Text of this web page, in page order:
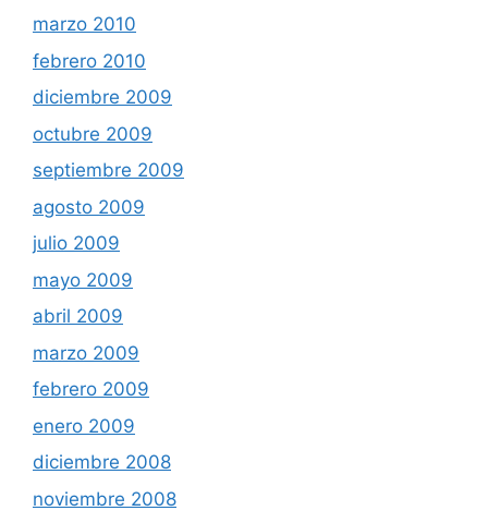
marzo 2010
febrero 2010
diciembre 2009
octubre 2009
septiembre 2009
agosto 2009
julio 2009
mayo 2009
abril 2009
marzo 2009
febrero 2009
enero 2009
diciembre 2008
noviembre 2008